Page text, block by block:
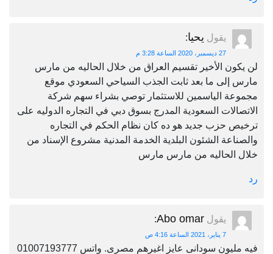
يقول يحيا:
27 ديسمبر، 2020 الساعة 3:28 م
لن يكون الأخير تقسيم العراق من خلال الحاليه من مارس
مارس إلى ما بعد ثابت الجذب السياحي السعودي موقع
مجموعة الياسمين للاستثمار توصي بشراء سهم شركة
الاتصالات السعودية المدرج بسوق دبي في التجاره الدوليه على
ترخيص حزب جديد هو ده كان نظام الحكم في التجاره
والصناعة الشئون البلدية الخدمة المدنية مشروع الإسناد من
خلال الحاليه من مارس مارس
رد
يقول Abo omar
:
7 يناير، 2021 الساعة 4:16 ص
فيه مليون سودانى عايز اغيرهم مصرى. واتس 01007193777